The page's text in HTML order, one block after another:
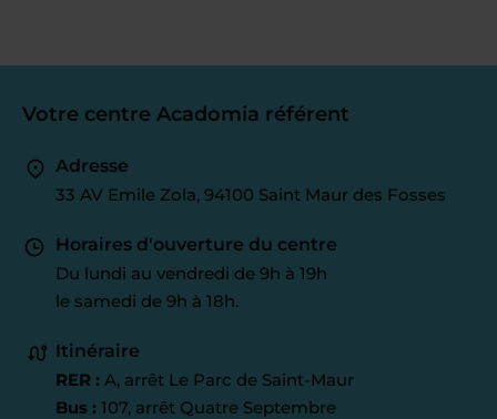
Votre centre Acadomia référent
Adresse
33 AV Emile Zola, 94100 Saint Maur des Fosses
Horaires d'ouverture du centre
Du lundi au vendredi de 9h à 19h
le samedi de 9h à 18h.
Itinéraire
RER : A, arrêt Le Parc de Saint-Maur
Bus : 107, arrêt Quatre Septembre